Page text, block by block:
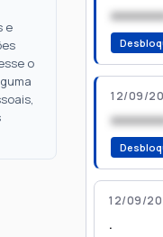
e
o
12/09/
12/09/
.